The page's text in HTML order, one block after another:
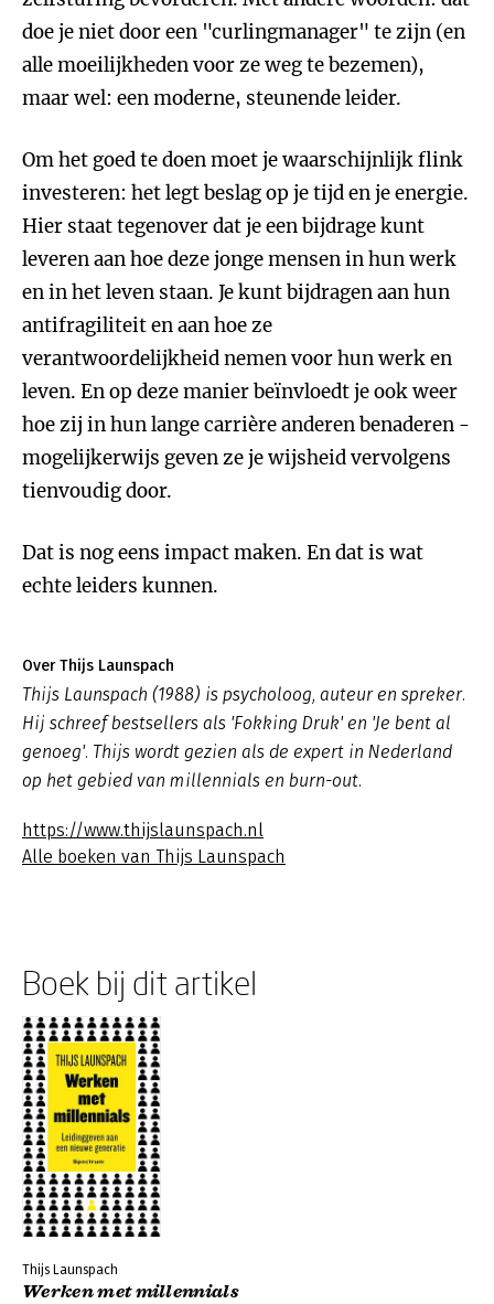
doe je niet door een "curlingmanager" te zijn (en
alle moeilijkheden voor ze weg te bezemen),
maar wel: een moderne, steunende leider.
Om het goed te doen moet je waarschijnlijk flink
investeren: het legt beslag op je tijd en je energie.
Hier staat tegenover dat je een bijdrage kunt
leveren aan hoe deze jonge mensen in hun werk
en in het leven staan. Je kunt bijdragen aan hun
antifragiliteit en aan hoe ze
verantwoordelijkheid nemen voor hun werk en
leven. En op deze manier beïnvloedt je ook weer
hoe zij in hun lange carrière anderen benaderen -
mogelijkerwijs geven ze je wijsheid vervolgens
tienvoudig door.
Dat is nog eens impact maken. En dat is wat
echte leiders kunnen.
Over Thijs Launspach
Thijs Launspach (1988) is psycholoog, auteur en spreker.
Hij schreef bestsellers als 'Fokking Druk' en 'Je bent al
genoeg'. Thijs wordt gezien als de expert in Nederland
op het gebied van millennials en burn-out.
https://www.thijslaunspach.nl
Alle boeken van Thijs Launspach
Boek bij dit artikel
Thijs Launspach
Werken met millennials